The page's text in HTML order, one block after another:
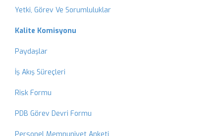
Yetki, Görev Ve Sorumluluklar
Kalite Komisyonu
Paydaşlar
İş Akış Süreçleri
Risk Formu
PDB Görev Devri Formu